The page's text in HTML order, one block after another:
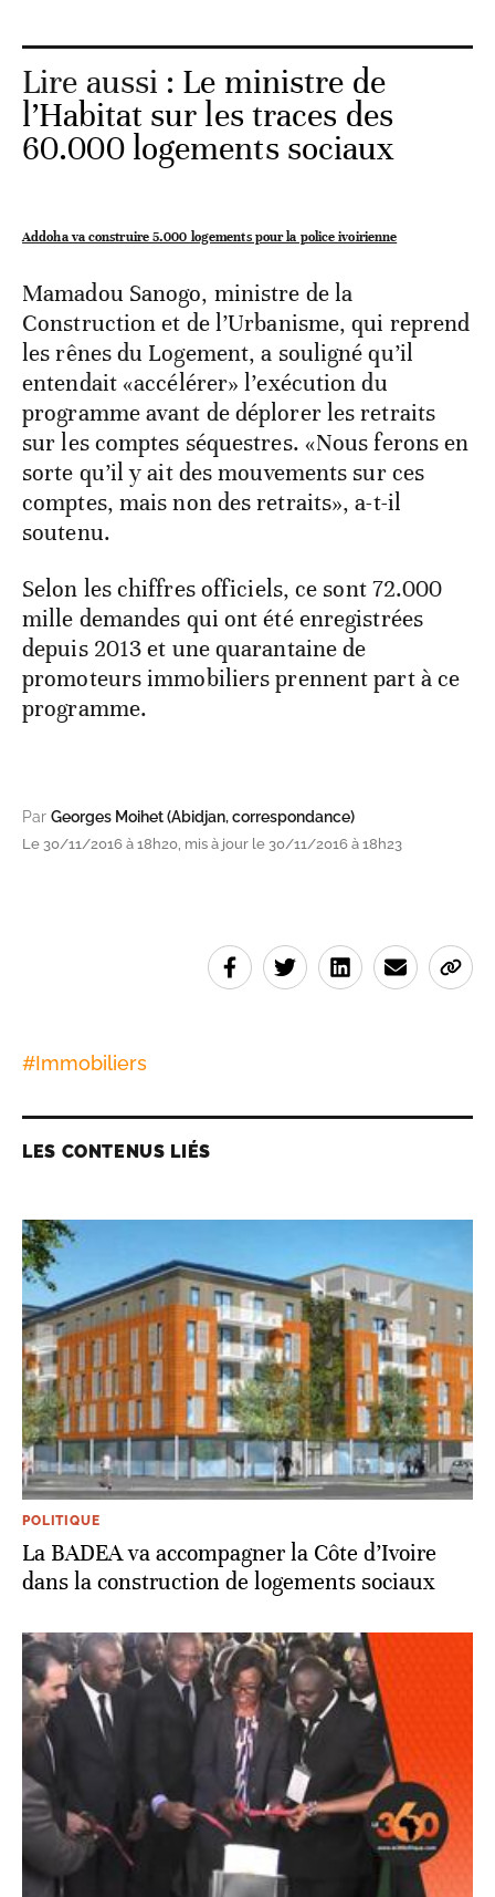
Lire aussi : Le ministre de
l’Habitat sur les traces des
60.000 logements sociaux
Addoha va construire 5.000 logements pour la police ivoirienne
Mamadou Sanogo, ministre de la
Construction et de l’Urbanisme, qui reprend
les rênes du Logement, a souligné qu’il
entendait «accélérer» l’exécution du
programme avant de déplorer les retraits
sur les comptes séquestres. «Nous ferons en
sorte qu’il y ait des mouvements sur ces
comptes, mais non des retraits», a-t-il
soutenu.
Selon les chiffres officiels, ce sont 72.000
mille demandes qui ont été enregistrées
depuis 2013 et une quarantaine de
promoteurs immobiliers prennent part à ce
programme.
Par Georges Moihet (Abidjan, correspondance)
Le 30/11/2016 à 18h20, mis à jour le 30/11/2016 à 18h23
#Immobiliers
LES CONTENUS LIÉS
POLITIQUE
La BADEA va accompagner la Côte d’Ivoire
dans la construction de logements sociaux